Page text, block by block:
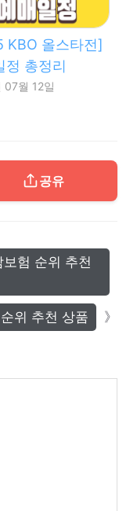
KBO 올스타전]
정 총정리
07월 12일
공유
위 추천 상품
험 순위 추천